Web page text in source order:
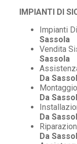
IMPIANTI DI
Impianti
Sassola
Vendita
Sassola
Da
Da
Da
Da